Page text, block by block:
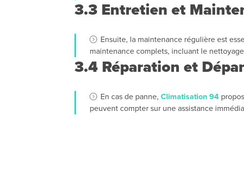
3.3 Entretien et
Ensuite, la maintenance régulière est
maintenance complets, incluant le
3.4 Réparation et
En cas de panne, Climatisation 94
peuvent compter sur une assistance